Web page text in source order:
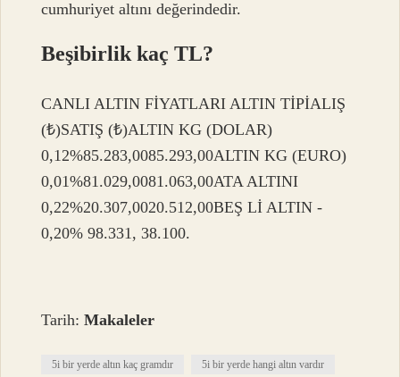
cumhuriyet altını değerindedir.
Beşibirlik kaç TL?
CANLI ALTIN ​​FİYATLARI ALTIN ​​TİPİALIŞ
(₺)SATIŞ (₺)ALTIN ​​KG (DOLAR)
0,12%85.283,0085.293,00ALTIN ​​KG (EURO)
0,01%81.029,0081.063,00ATA ALTINI
0,22%20.307,0020.512,00BEŞ Lİ ALTIN ​​-
0,20% 98.331, 38.100.
Tarih:Makaleler
5i bir yerde altın kaç gramdır 5i bir yerde hangi altın vardır